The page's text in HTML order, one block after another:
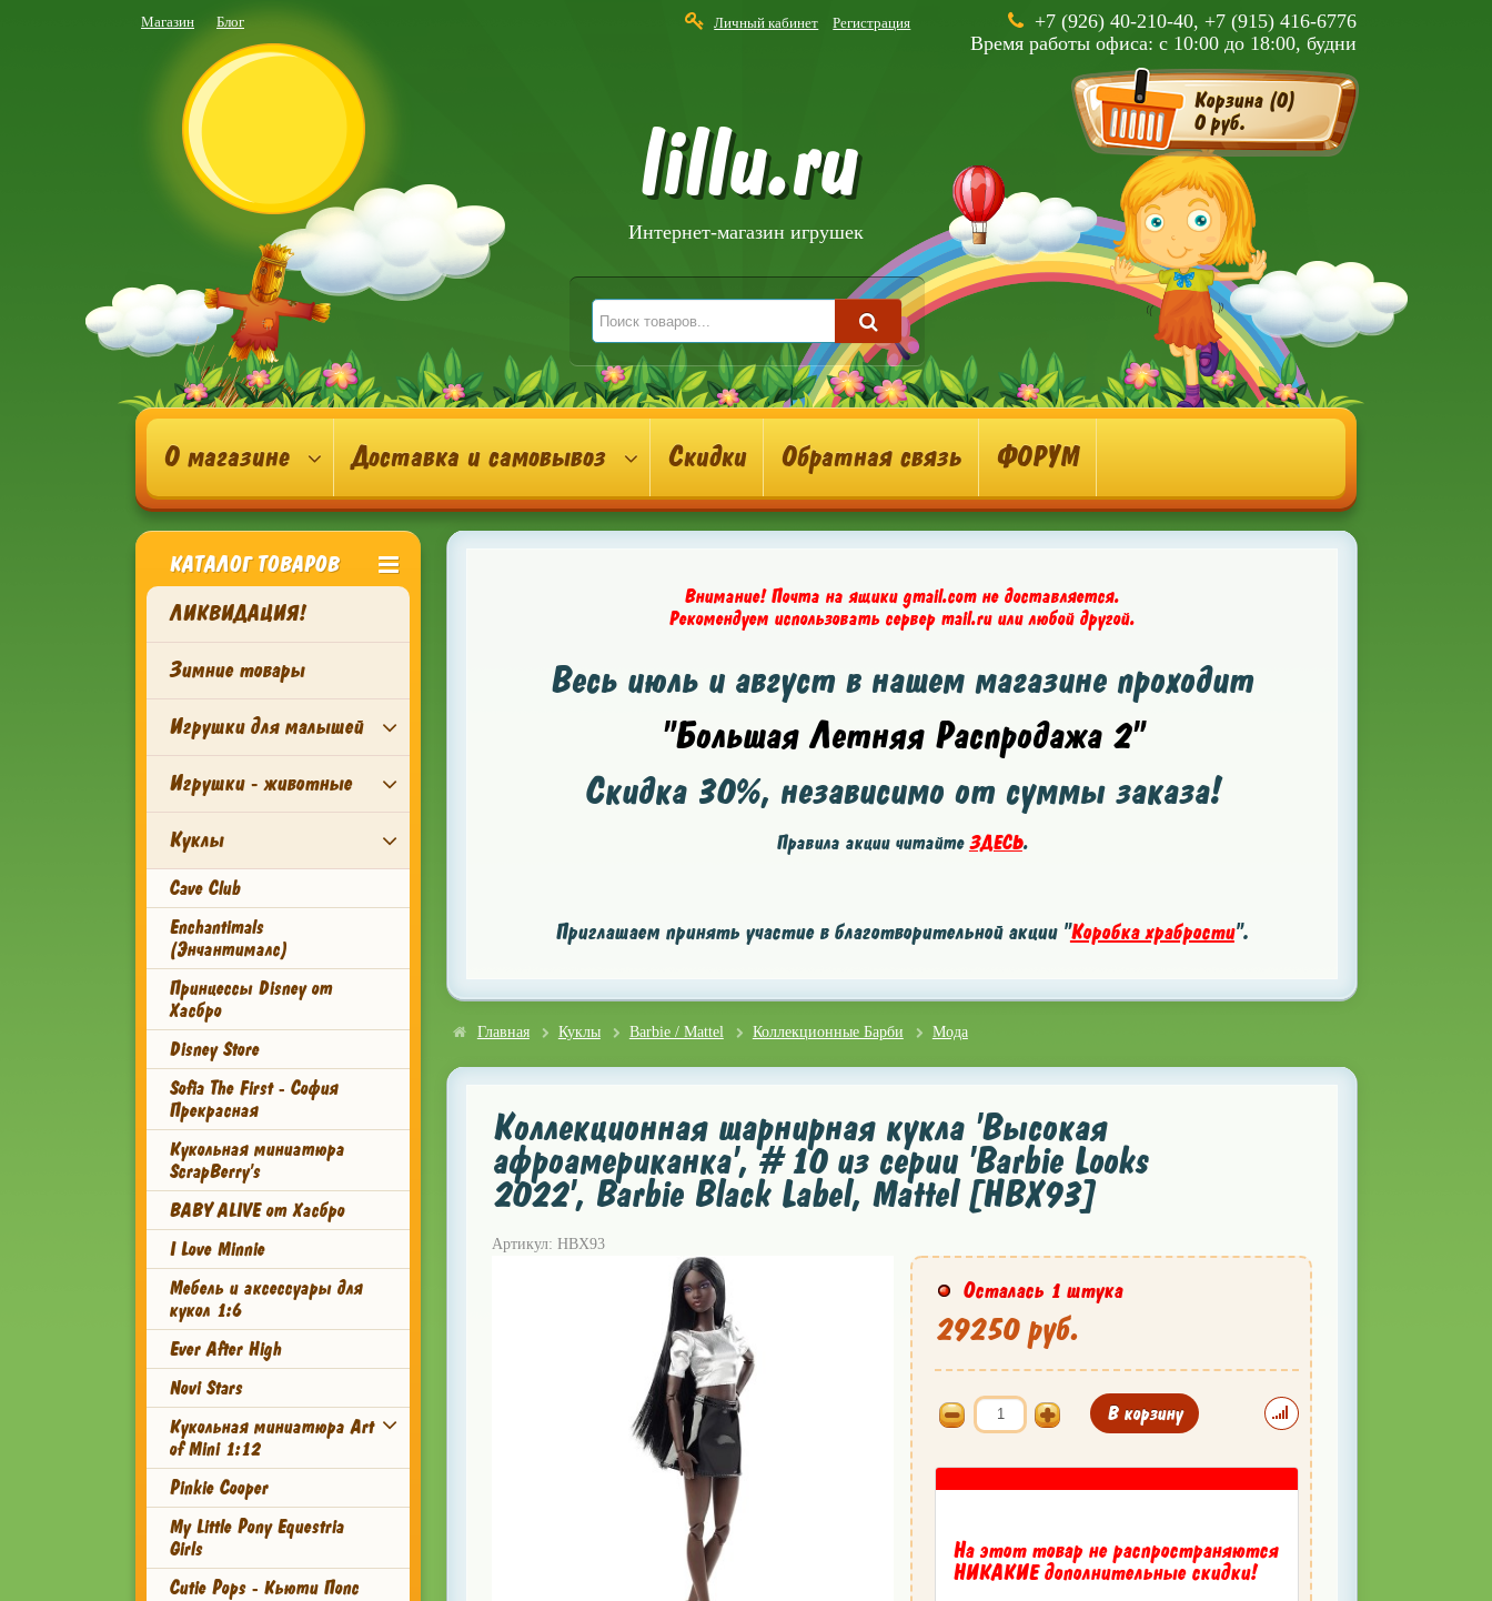
Магазин Блог Личный кабинет Регистрация
+7 (926) 40-210-40, +7 (915) 416-6776
Время работы офиса: с 10:00 до 18:00, будни
lillu.ru
Интернет-магазин игрушек
Корзина (0)
0 руб.
О магазине Доставка и самовывоз Скидки Обратная связь ФОРУМ
КАТАЛОГ ТОВАРОВ
ЛИКВИДАЦИЯ!
Зимние товары
Игрушки для малышей
Игрушки - животные
Куклы
Cave Club
Enchantimals
(Энчантималс)
Принцессы Disney от
Хасбро
Disney Store
Sofia The First - София
Прекрасная
Кукольная миниатюра
ScrapBerry's
BABY ALIVE от Хасбро
I Love Minnie
Мебель и аксессуары для
кукол 1:6
Ever After High
Novi Stars
Кукольная миниатюра Art
of Mini 1:12
Pinkie Cooper
My Little Pony Equestria
Girls
Cutie Pops - Кьюти Попс
Внимание! Почта на ящики gmail.com не доставляется.
Рекомендуем использовать сервер mail.ru или любой другой.
Весь июль и август в нашем магазине проходит
"Большая Летняя Распродажа 2"
Скидка 30%, независимо от суммы заказа!
Правила акции читайтеЗДЕСЬ.
Приглашаем принять участие в благотворительной акции "Коробка храбрости".
Главная Куклы Barbie / Mattel Коллекционные Барби Мода
Коллекционная шарнирная кукла 'Высокая
афроамериканка', #10 из серии 'Barbie Looks
2022', Barbie Black Label, Mattel [HBX93]
Артикул: HBX93
Осталась 1 штука
29250 руб.
В корзину
На этот товар не распространяются
НИКАКИЕ дополнительные скидки!